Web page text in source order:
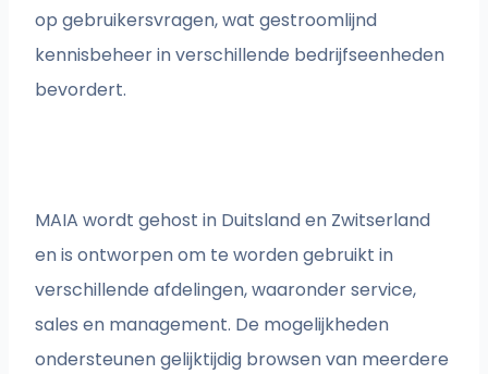
op gebruikersvragen, wat gestroomlijnd
kennisbeheer in verschillende bedrijfseenheden
bevordert.
MAIA wordt gehost in Duitsland en Zwitserland
en is ontworpen om te worden gebruikt in
verschillende afdelingen, waaronder service,
sales en management. De mogelijkheden
ondersteunen gelijktijdig browsen van meerdere